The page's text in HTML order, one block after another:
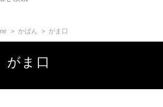
かばん がま口
がま口